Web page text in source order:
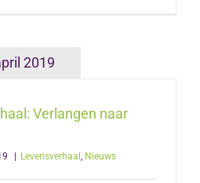
2019
Verlangen naar
| Levensverhaal Nieuws